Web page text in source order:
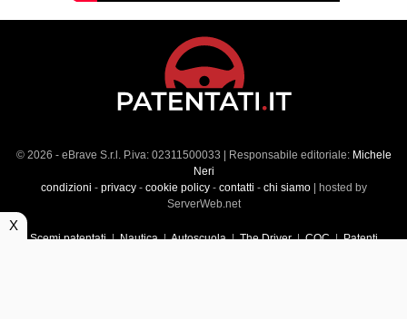
© 2026 - eBrave S.r.l. P.iva: 02311500033 | Responsabile editoriale: Michele
Neri
condizioni - privacy- cookie policy- contatti - chi siamo| hosted by
ServerWeb.net
Scemi patentati|Nautica|Autoscuola|The Driver|CQC|Patenti
X